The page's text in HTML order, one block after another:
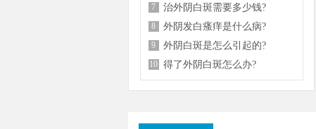
7 治外阴白斑需要多少钱?
8 外阴发白瘙痒是什么病?
9 外阴白斑是怎么引起的?
10 得了外阴白斑怎么办?